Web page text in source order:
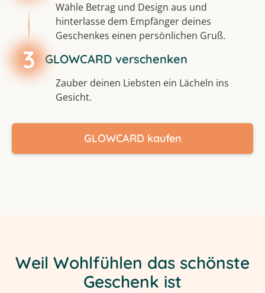
Wähle Betrag und Design aus und
hinterlasse dem Empfänger deines
Geschenkes einen persönlichen Gruß.
3 GLOWCARD verschenken
Zauber deinen Liebsten ein Lächeln ins
Gesicht.
GLOWCARD kaufen
Weil Wohlfühlen das schönste
Geschenk ist